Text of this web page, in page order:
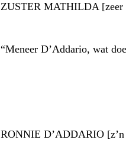
ZUSTER MATHILDA [zeer
“Meneer D’Addario, wat
RONNIE D’ADDARIO [z’n